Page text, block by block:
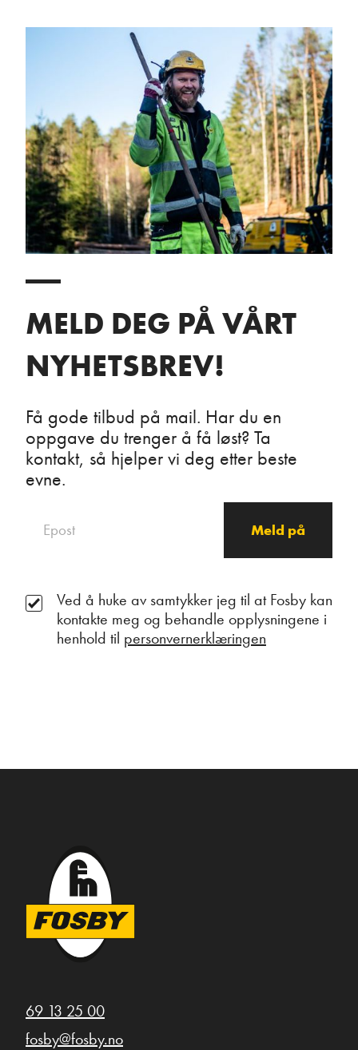
MELD DEG PÅ VÅRT
NYHETSBREV!
Få gode tilbud på mail. Har du en
oppgave du trenger å få løst? Ta
kontakt, så hjelper vi deg etter beste
evne.
Ved å huke av samtykker jeg til at Fosby kan
kontakte meg og behandle opplysningene i
henhold til personvernerklæringen
69 13 25 00
fosby@fosby.no